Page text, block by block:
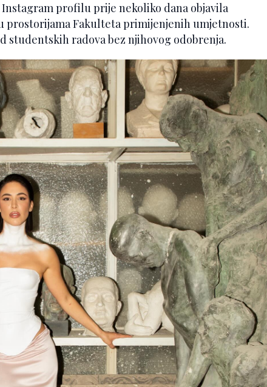
Instagram profilu prije nekoliko dana objavila
prostorijama Fakulteta primijenjenih umjetnosti.
studentskih radova bez njihovog odobrenja.